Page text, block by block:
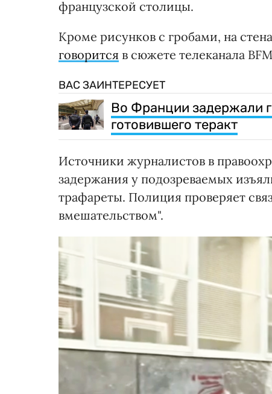
французской столицы.
Кроме рисунков с гробами, на
говорится в сюжете телеканала
ВАС ЗАИНТЕРЕСУЕТ
Во Франции задержали
готовившего теракт
Источники журналистов в
задержания у подозреваемых
трафареты. Полиция проверяет
вмешательством".